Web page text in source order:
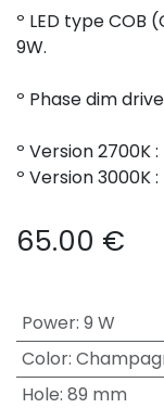
º LED type COB
9W.
º Phase dim
º Version 2700K :
º Version 3000K :
65.00 €
Power: 9 W
Color:
Hole: 89 mm